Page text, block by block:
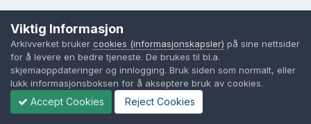
Viktig Informasjon
Arkivverket bruker cookies (informasjonskapsler) på sine nettsider
for å levere en bedre tjeneste. De brukes til bl.a.
skjemaoppdateringer og innlogging. Bruk siden som normalt, eller
lukk informasjonsboksen for å akseptere bruk av cookies.
Accept Cookies Reject Cookies